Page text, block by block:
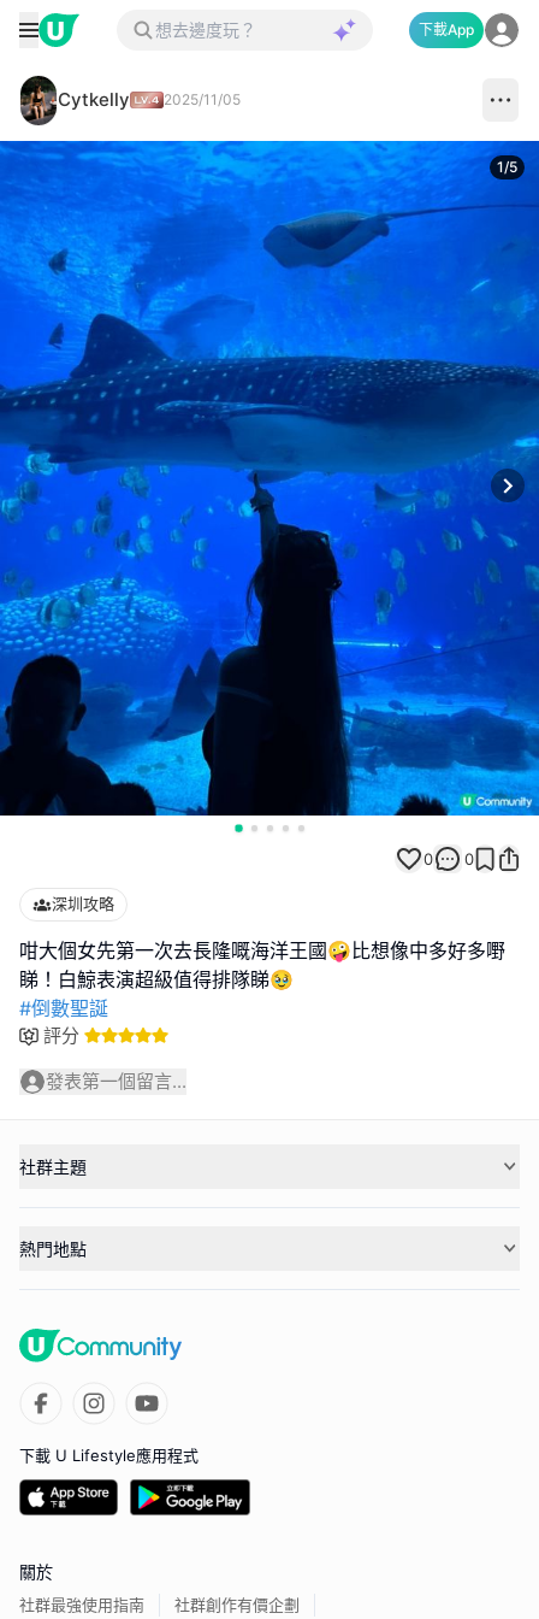
下載App
Cytkelly 2025/11/05
1/5
0 0
深圳攻略
咁大個女先第一次去長隆嘅海洋王國🤪比想像中多好多嘢
#倒數聖誕
評分
發表第一個留言...
社群主題
熱門地點
下載 U Lifestyle應用程式
關於
社群最強使用指南 社群創作有價企劃